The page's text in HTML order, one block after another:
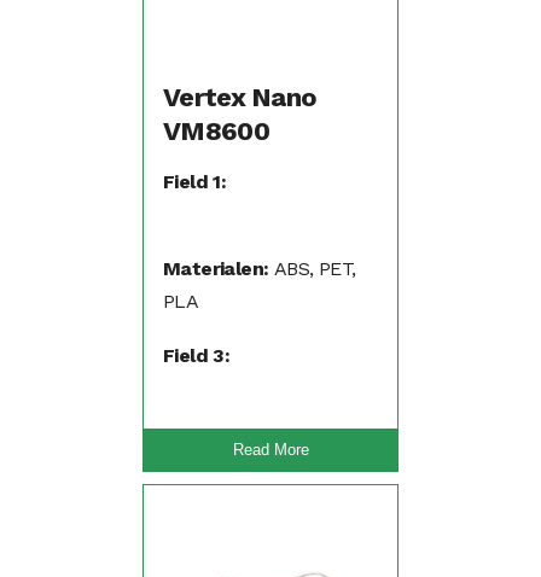
Vertex Nano
VM8600
Field 1:
Materialen: ABS, PET,
PLA
Field 3:
Read More